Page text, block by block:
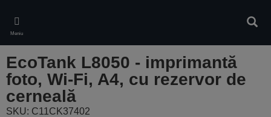
main
content
Meniu
EcoTank L8050 - imprimantă
foto, Wi-Fi, A4, cu rezervor de
cerneală
SKU: C11CK37402